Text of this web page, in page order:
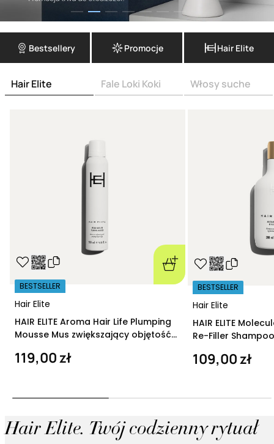
Bestsellery Promocje Hair Elite
Hair Elite Fale Loki Koki Włosy suche
Hair Elite
BESTSELLER
HAIR ELITE Aroma Hair Life Plumping
Mousse Mus zwiększający objętość
119,00 zł
Hair Elite
BESTSELLER
HAIR ELITE
Re-Filler
109,00 zł
Hair Elite. Twój codzienny rytuał